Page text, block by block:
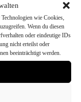
wie Cookies,
Wenn du diesen
oder eindeutige IDs
nicht erteilst oder
beeinträchtigt werden.